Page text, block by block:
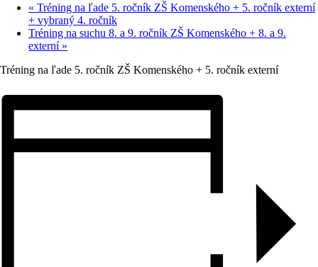
« Tréning na ľade 5. ročník ZŠ Komenského + 5. ročník externí
+ vybraný 4. ročník
Tréning na suchu 8. a 9. ročník ZŠ Komenského + 8. a 9.
externí »
Tréning na ľade 5. ročník ZŠ Komenského + 5. ročník externí